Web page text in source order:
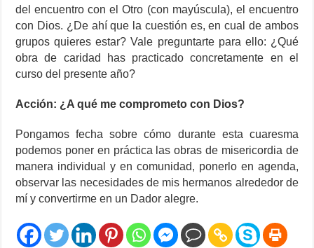
del encuentro con el Otro (con mayúscula), el encuentro
con Dios. ¿De ahí que la cuestión es, en cual de ambos
grupos quieres estar? Vale preguntarte para ello: ¿Qué
obra de caridad has practicado concretamente en el
curso del presente año?
Acción: ¿A qué me comprometo con Dios?
Pongamos fecha sobre cómo durante esta cuaresma
podemos poner en práctica las obras de misericordia de
manera individual y en comunidad, ponerlo en agenda,
observar las necesidades de mis hermanos alrededor de
mí y convertirme en un Dador alegre.